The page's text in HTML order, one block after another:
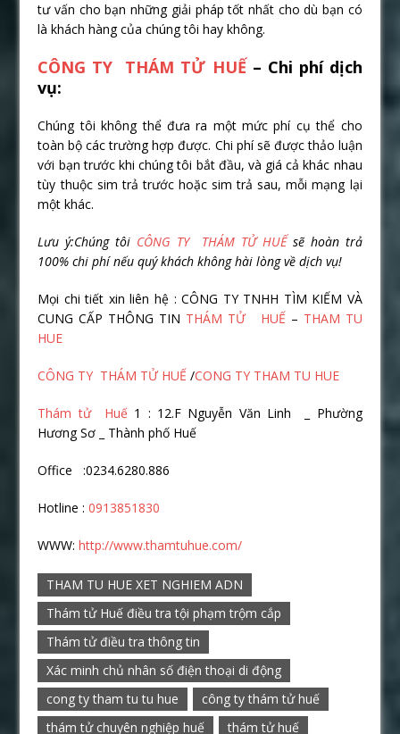
tư vấn cho bạn những giải pháp tốt nhất cho dù bạn có
là khách hàng của chúng tôi hay không.
CÔNG TY THÁM TỬ HUẾ– Chi phí dịch
vụ:
Chúng tôi không thể đưa ra một mức phí cụ thể cho
toàn bộ các trường hợp được. Chi phí sẽ được thảo luận
với bạn trước khi chúng tôi bắt đầu, và giá cả khác nhau
tùy thuộc sim trả trước hoặc sim trả sau, mỗi mạng lại
một khác.
Lưu ý:Chúng tôi CÔNG TY THÁM TỬ HUẾsẽ hoàn trả
100% chi phí nếu quý khách không hài lòng về dịch vụ!
Mọi chi tiết xin liên hệ : CÔNG TY TNHH TÌM KIẾM VÀ
CUNG CẤP THÔNG TIN THÁM TỬ HUẾ – THAM TU
HUE
CÔNG TY THÁM TỬ HUẾ/CONG TY THAM TU HUE
Thám tử Huế1 : 12.F Nguyễn Văn Linh _ Phường
Hương Sơ _ Thành phố Huế
Office :0234.6280.886
Hotline :0913851830
WWW:http://www.thamtuhue.com/
THAM TU HUE XET NGHIEM ADN
Thám tử Huế điều tra tội phạm trộm cắp
Thám tử điều tra thông tin
Xác minh chủ nhân số điện thoại di động
cong ty tham tu tu hue
công ty thám tử huế
thám tử chuyên nghiệp huế
thám tử huế